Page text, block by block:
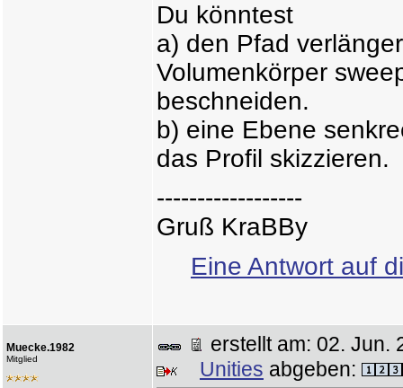
Du könntest
a) den Pfad
Volumenkörper
beschneiden.
b) eine Ebene
das Profil skizzieren.
------------------
Gruß KraBBy
Eine Antwort auf
Muecke.1982
Mitglied
erstellt am: 02.
Unities abgeben: